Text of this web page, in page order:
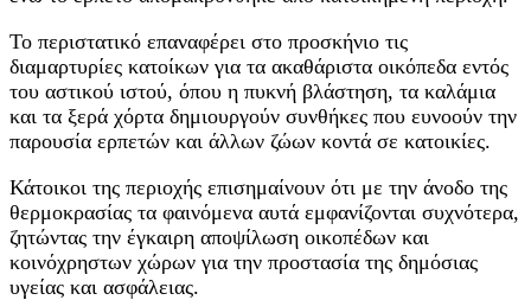
Το περιστατικό επαναφέρει στο προσκήνιο τις
διαμαρτυρίες κατοίκων για τα ακαθάριστα οικόπεδα εντός
του αστικού ιστού, όπου η πυκνή βλάστηση, τα καλάμια
και τα ξερά χόρτα δημιουργούν συνθήκες που ευνοούν την
παρουσία ερπετών και άλλων ζώων κοντά σε κατοικίες.
Κάτοικοι της περιοχής επισημαίνουν ότι με την άνοδο της
θερμοκρασίας τα φαινόμενα αυτά εμφανίζονται συχνότερα,
ζητώντας την έγκαιρη αποψίλωση οικοπέδων και
κοινόχρηστων χώρων για την προστασία της δημόσιας
υγείας και ασφάλειας.